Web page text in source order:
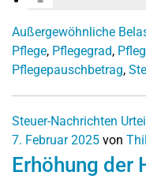
Außergewöhnliche
Pflege, Pflegegrad,
Pflegepauschbetrag,
Steuer-Nachrichten
7. Februar 2025 von
Erhöhung der